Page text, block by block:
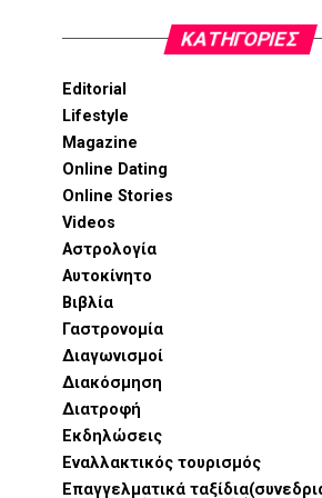
KΑΤΗΓΟΡΊΕΣ
Editorial
Lifestyle
Magazine
Online Dating
Online Stories
Videos
Αστρολογία
Αυτοκίνητο
Βιβλία
Γαστρονομία
Διαγωνισμοί
Διακόσμηση
Διατροφή
Εκδηλώσεις
Εναλλακτικός τουρισμός
Επαγγελματικά